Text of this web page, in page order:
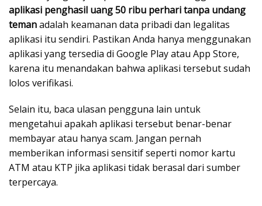
aplikasi penghasil uang 50 ribu perhari tanpa undang
temanadalah keamanan data pribadi dan legalitas
aplikasi itu sendiri. Pastikan Anda hanya menggunakan
aplikasi yang tersedia di Google Play atau App Store,
karena itu menandakan bahwa aplikasi tersebut sudah
lolos verifikasi.
Selain itu, baca ulasan pengguna lain untuk
mengetahui apakah aplikasi tersebut benar-benar
membayar atau hanya scam. Jangan pernah
memberikan informasi sensitif seperti nomor kartu
ATM atau KTP jika aplikasi tidak berasal dari sumber
terpercaya.